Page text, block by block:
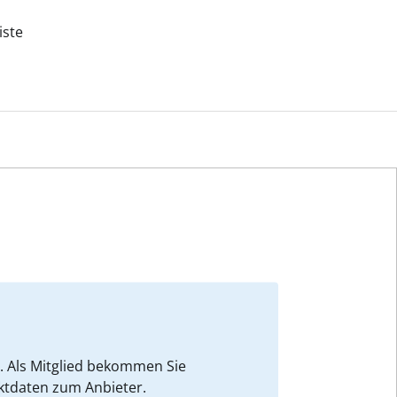
Mitglied bekommen Sie
zum Anbieter.